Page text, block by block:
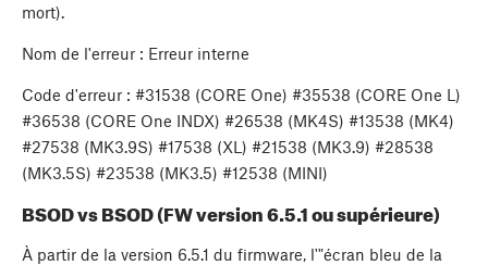
mort).
Nom de l'erreur : Erreur interne
Code d'erreur : #31538 (CORE One) #35538 (CORE One L)
#36538 (CORE One INDX) #26538 (MK4S) #13538 (MK4)
#27538 (MK3.9S) #17538 (XL) #21538 (MK3.9) #28538
(MK3.5S) #23538 (MK3.5) #12538 (MINI)
BSOD vs BSOD (FW version 6.5.1 ou supérieure)
À partir de la version 6.5.1 du firmware, l'"écran bleu de la